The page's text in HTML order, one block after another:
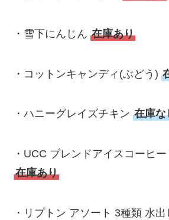
・雪下にんじん在庫あり
・コットンキャンディ(ぶどう)
・ハニーグレイズチキン在庫な
・UCC ブレンドアイスコーヒ
在庫あり
・リプトン アソート 3種類 水